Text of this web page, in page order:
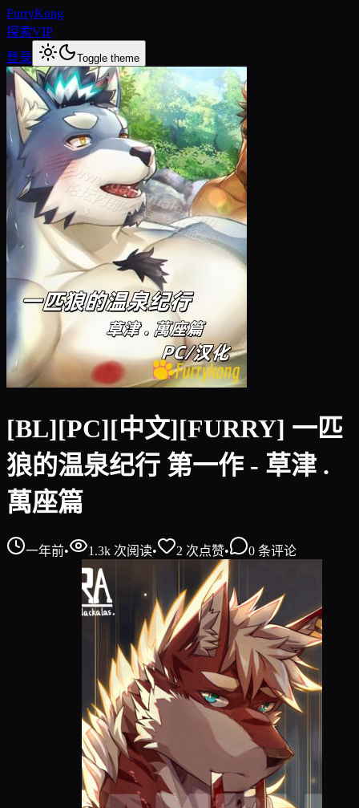
FurryKong
探索VIP
登录
Toggle theme
[BL][PC][中文][FURRY] 一匹
狼的温泉纪行 第一作 - 草津 .
萬座篇
一年前• 1.3k 次阅读• 2 次点赞• 0 条评论